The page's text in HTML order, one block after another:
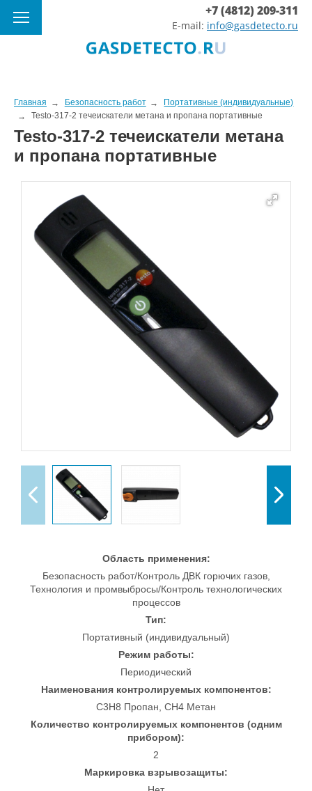
+7 (4812) 209-311
E-mail: info@gasdetecto.ru
Главная Безопасность работ
Портативные (индивидуальные)
Testo-317-2 течеискатели метана и пропана портативные
Testo-317-2 течеискатели метана
и пропана портативные
Область применения:
Безопасность работ/Контроль ДВК горючих газов,
Технология и промвыбросы/Контроль технологических
процессов
Тип:
Портативный (индивидуальный)
Режим работы:
Периодический
Наименования контролируемых компонентов:
C3H8 Пропан, CH4 Метан
Количество контролируемых компонентов (одним
прибором):
2
Маркировка взрывозащиты: